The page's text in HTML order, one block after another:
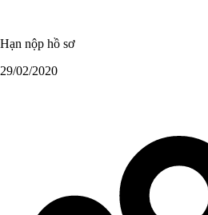
Hạn nộp hồ sơ
29/02/2020